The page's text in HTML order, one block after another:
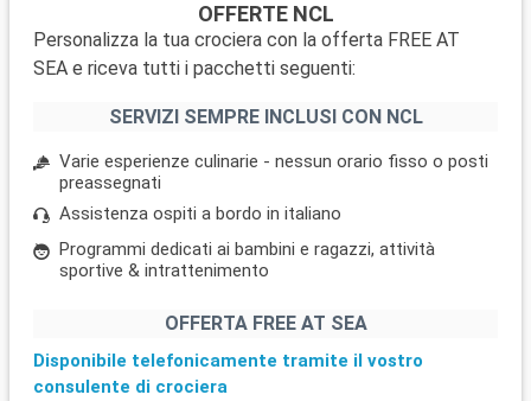
OFFERTE NCL
Personalizza la tua crociera con la offerta FREE AT
SEA e riceva tutti i pacchetti seguenti:
SERVIZI SEMPRE INCLUSI CON NCL
Varie esperienze culinarie - nessun orario fisso o posti
preassegnati
Assistenza ospiti a bordo in italiano
Programmi dedicati ai bambini e ragazzi, attività
sportive & intrattenimento
OFFERTA FREE AT SEA
Disponibile telefonicamente tramite il vostro
consulente di crociera